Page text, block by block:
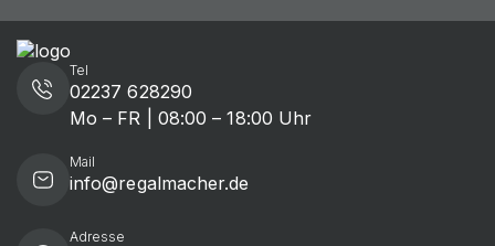
Tel
02237 628290
Mo – FR | 08:00 – 18:00 Uhr
Mail
info@regalmacher.de
Adresse